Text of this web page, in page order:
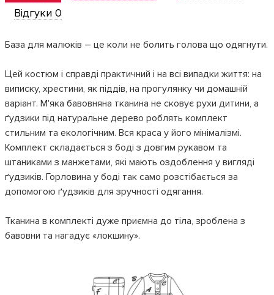
Відгуки 0
База для малюків – це коли не болить голова що одягнути.
Цей костюм і справді практичний і на всі випадки життя: на
виписку, хрестини, як піддів, на прогулянку чи домашній
варіант. М'яка бавовняна тканина не сковує рухи дитини, а
ґудзики під натуральне дерево роблять комплект
стильним та екологічним. Вся краса у його мінімалізмі.
Комплект складається з боді з довгим рукавом та
штаниками з манжетами, які мають оздоблення у вигляді
ґудзиків. Горловина у боді так само розстібається за
допомогою ґудзиків для зручності одягання.
Тканина в комплекті дуже приємна до тіла, зроблена з
бавовни та нагадує «локшину».